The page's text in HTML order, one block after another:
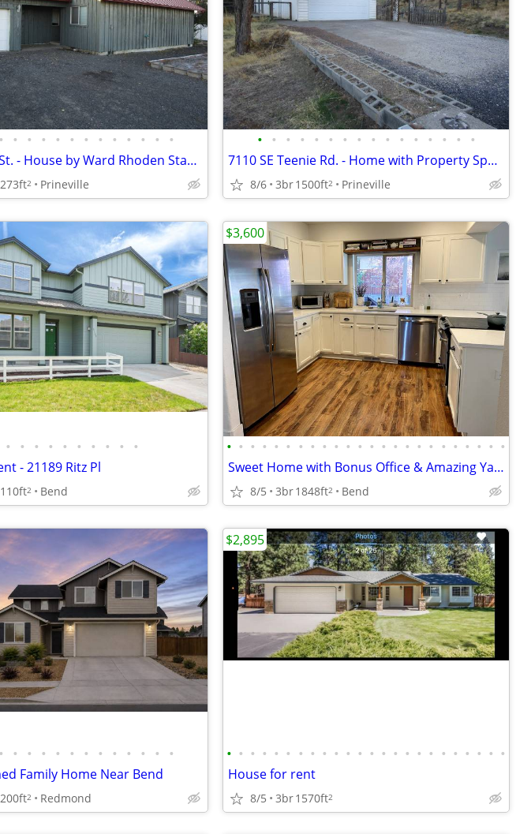
• • • • • • • • • • • • •
1320 SE 5th St. - House by Ward Rhoden Stadium - Available Soon!
2 Prineville
• • • • • • • • • • • • • • • •
7110 SE Teenie Rd. - Home with Property Space - Available Soon!
8/6 3br1500ft2 Prineville
• • • • • • • • • •
- 21189 Ritz Pl
2 Bend
• • • • • • • • • • • • • • • • • • • • • • • •
Sweet Home with Bonus Office & Amazing Yard
8/5 3br1848ft2 Bend
$3,600
• • • • • • • • • • • • •
Family Home Near Bend
2 Redmond
• • • • • • • • • • • • • • • • • • • • • • • •
House for rent
8/5 3br1570ft2
$2,895